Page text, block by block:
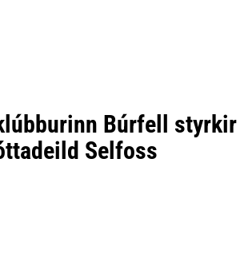
Búrfell styrkir
Selfoss